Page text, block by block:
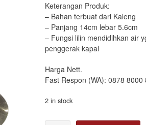
Keterangan Produk:
– Bahan terbuat dari Kaleng
– Panjang 14cm lebar 5.6cm
– Fungsi lilin mendidihkan air
penggerak kapal
Harga Nett.
Fast Respon (WA): 0878 8000
2 in stock